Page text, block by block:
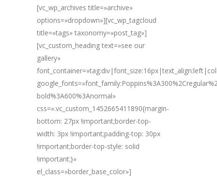
[vc_wp_archives title=»archive»
options=»dropdown»][vc_wp_tagcloud
title=»tags» taxonomy=»post_tag»]
[vc_custom_heading text=»see our
gallery»
bold%3A600%3Anormal»
css=».vc_custom_1452665411890{margin-
bottom: 27px !important;border-top-
width: 3px !important;padding-top: 30px
!important;border-top-style: solid
!important;}»
el_class=»border_base_color»]